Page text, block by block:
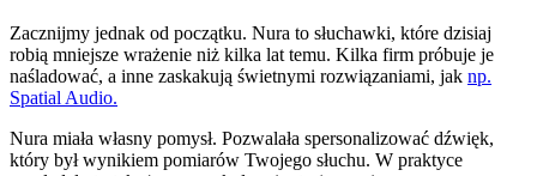
Zacznijmy jednak od początku. Nura to słuchawki, które dzisiaj
robią mniejsze wrażenie niż kilka lat temu. Kilka firm próbuje je
naśladować, a inne zaskakują świetnymi rozwiązaniami, jak np.
Spatial Audio.
Nura miała własny pomysł. Pozwalała spersonalizować dźwięk,
który był wynikiem pomiarów Twojego słuchu. W praktyce